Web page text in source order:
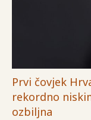
Prvi čovjek
rekordno
ozbiljna